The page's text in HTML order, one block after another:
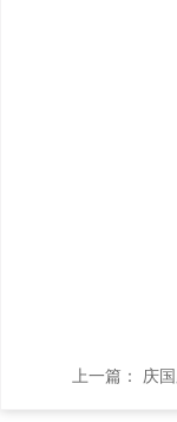
上一篇： 庆